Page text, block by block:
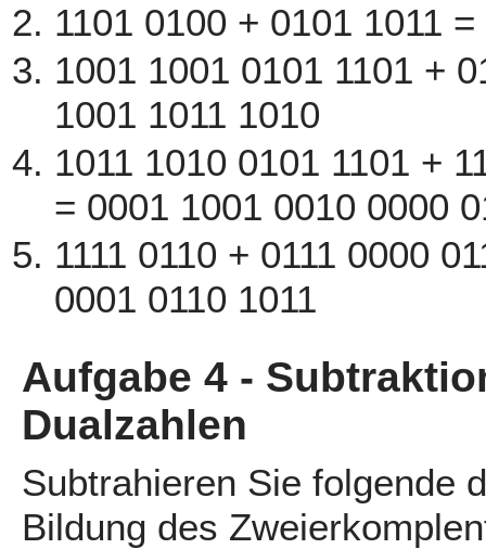
1101 0100 + 0101 1011
1001 1001 0101 1101 +
1001 1011 1010
1011 1010 0101 1101 +
= 0001 1001 0010 0000
1111 0110 + 0111 0000
0001 0110 1011
Aufgabe 4 -
Dualzahlen
Subtrahieren Sie folgende
Bildung des